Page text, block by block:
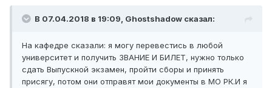
В 07.04.2018 в 19:09, Ghostshadow сказал:
На кафедре сказали: я могу перевестись в любой
университет и получить ЗВАНИЕ И БИЛЕТ, нужно только
сдать Выпускной экзамен, пройти сборы и принять
присягу, потом они отправят мои документы в МО РК.И я